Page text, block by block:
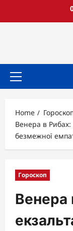
Primary
Home
Венера в Рибах:
безмежної
Гороскоп
Венера